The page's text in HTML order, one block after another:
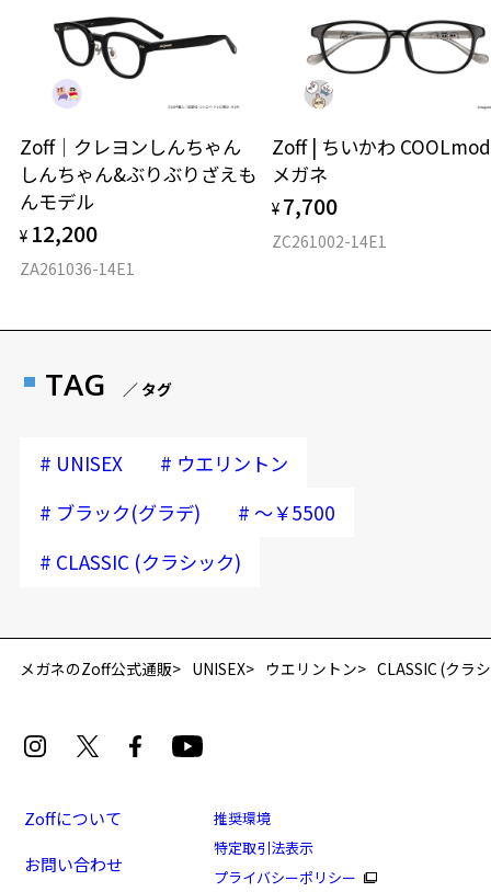
Zoff｜クレヨンしんちゃん
しんちゃん&ぶりぶりざえも
んモデル
¥ 12,200
ZA261036-14E1
Zoff | ちいかわ
メガネ
¥ 7,700
ZC261002-14E1
TAG ／ タグ
# UNISEX # ウエリントン
# ブラック(グラデ) # ～￥5500
# CLASSIC (クラシック)
メガネのZoff公式通販 UNISEX ウエリントン CLASSIC (クラ
Zoffについて
お問い合わせ
推奨環境
特定取引法表示
プライバシーポリシー